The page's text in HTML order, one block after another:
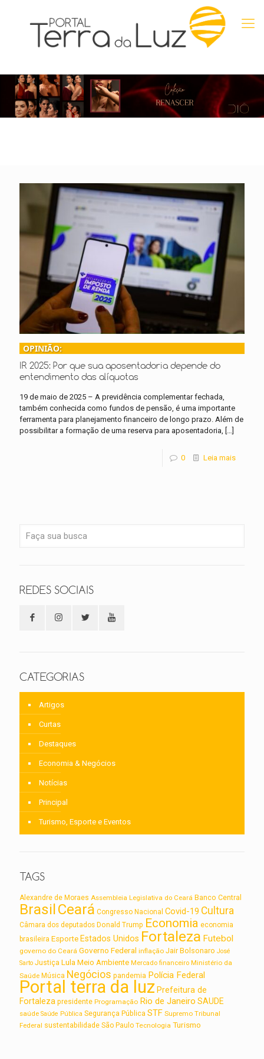
OPINIÃO:
IR 2025: Por que sua aposentadoria depende do
entendimento das alíquotas
19 de maio de 2025 – A previdência complementar fechada,
também conhecida como fundos de pensão, é uma importante
ferramenta para planejamento financeiro de longo prazo. Além de
possibilitar a formação de uma reserva para aposentadoria, […]
0 Leia mais
REDES SOCIAIS
CATEGORIAS
Artigos
Curtas
Destaques
Economia & Negócios
Notícias
Principal
Turismo, Esporte e Eventos
TAGS
Alexandre de Moraes Assembleia Legislativa do Ceará Banco Central
BrasilCeará Congresso Nacional Covid-19 Cultura
Câmara dos deputados Donald Trump Economia economia
brasileira Esporte Estados Unidos Fortaleza Futebol
governo do Ceará Governo Federal inflação Jair Bolsonaro José
Sarto Justiça Lula Meio Ambiente Mercado financeiro Ministério da
Saúde Música Negócios pandemia Polícia Federal
Portal terra da luzPrefeitura de
Fortaleza presidente Programação Rio de Janeiro SAUDE
saúde Saúde Pública Segurança Pública STF Supremo Tribunal
Federal sustentabilidade São Paulo Tecnologia Turismo